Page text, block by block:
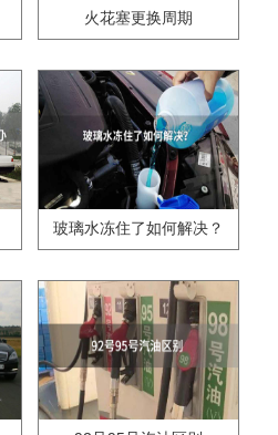
火花塞更换周期
玻璃水冻住了如何解决？